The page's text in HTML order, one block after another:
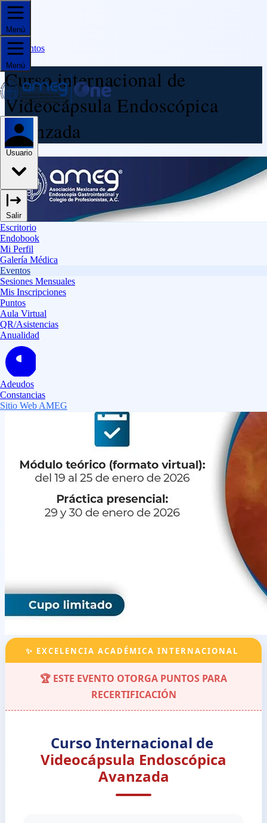
Menú
Menú
Usuario
Salir
Escritorio
Endobook
Mi Perfil
Galería Médica
Eventos
Sesiones Mensuales
Mis Inscripciones
Puntos
Aula Virtual
QR/Asistencias
Anualidad
Adeudos
Constancias
Sitio Web AMEG
←Eventos
Curso internacional de
Videocápsula Endoscópica
Avanzada
✨ EXCELENCIA ACADÉMICA INTERNACIONAL
🏆 ESTE EVENTO OTORGA PUNTOS PARA
RECERTIFICACIÓN
Curso Internacional de
Videocápsula Endoscópica
Avanzada